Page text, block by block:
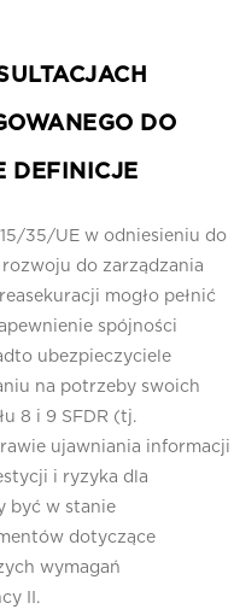
DO
DEFINICJE
35/UE w odniesieniu do
do zarządzania
mogło pełnić
spójności
ubezpieczyciele
na potrzeby swoich
8 i 9 SFDR (tj.
ujawniania informacji
i ryzyka dla
być w stanie
dotyczące
wymagań
II.